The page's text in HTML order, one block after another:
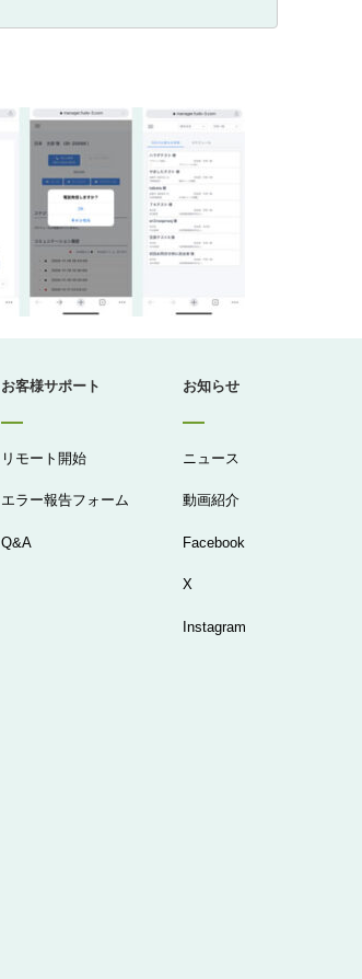
お客様サポート
リモート開始
エラー報告フォーム
Q&A
お知らせ
ニュース
動画紹介
Facebook
X
Instagram